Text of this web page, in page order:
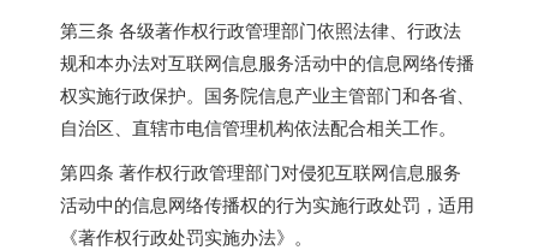
第三条 各级著作权行政管理部门依照法律、行政法
规和本办法对互联网信息服务活动中的信息网络传播
权实施行政保护。国务院信息产业主管部门和各省、
自治区、直辖市电信管理机构依法配合相关工作。
第四条 著作权行政管理部门对侵犯互联网信息服务
活动中的信息网络传播权的行为实施行政处罚，适用
《著作权行政处罚实施办法》。